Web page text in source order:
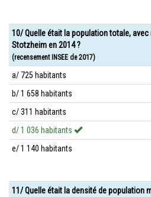
10/ Quelle était la population totale,
Stotzheim en 2014 ?
(recensement INSEE de 2017)
a/ 725 habitants
b/ 1 658 habitants
c/ 311 habitants
d/ 1 036 habitants
e/ 1 140 habitants
11/ Quelle était la densité de population